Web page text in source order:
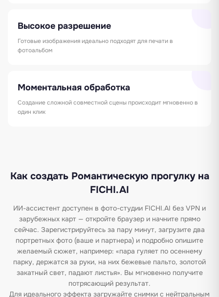
Высокое разрешение
Готовые изображения идеально подходят для печати в
фотоальбом
Моментальная обработка
Создание сложной совместной сцены происходит мгновенно в
один клик
Как создать Романтическую прогулку на
FICHI.AI
ИИ-ассистент доступен в фото-студии FICHI.AI без VPN и
зарубежных карт — откройте браузер и начните прямо
сейчас. Зарегистрируйтесь за пару минут, загрузите два
портретных фото (ваше и партнера) и подробно опишите
желаемый сюжет, например: «пара гуляет по осеннему
парку, держатся за руки, на них бежевые пальто, золотой
закатный свет, падают листья». Вы мгновенно получите
потрясающий результат.
Для идеального эффекта загружайте снимки с нейтральным